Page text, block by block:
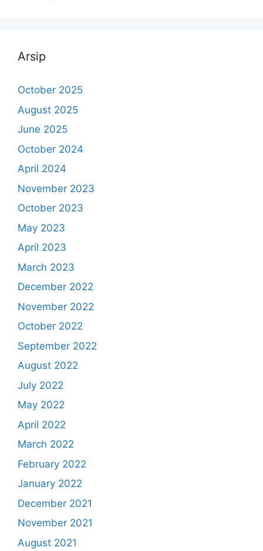
Arsip
October 2025
August 2025
June 2025
October 2024
April 2024
November 2023
October 2023
May 2023
April 2023
March 2023
December 2022
November 2022
October 2022
September 2022
August 2022
July 2022
May 2022
April 2022
March 2022
February 2022
January 2022
December 2021
November 2021
August 2021